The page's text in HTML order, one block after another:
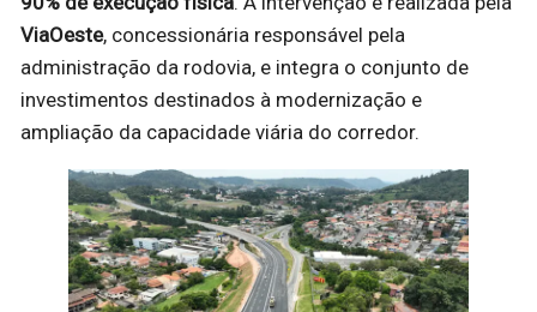
ViaOeste, concessionária responsável pela
administração da rodovia, e integra o conjunto de
investimentos destinados à modernização e
ampliação da capacidade viária do corredor.